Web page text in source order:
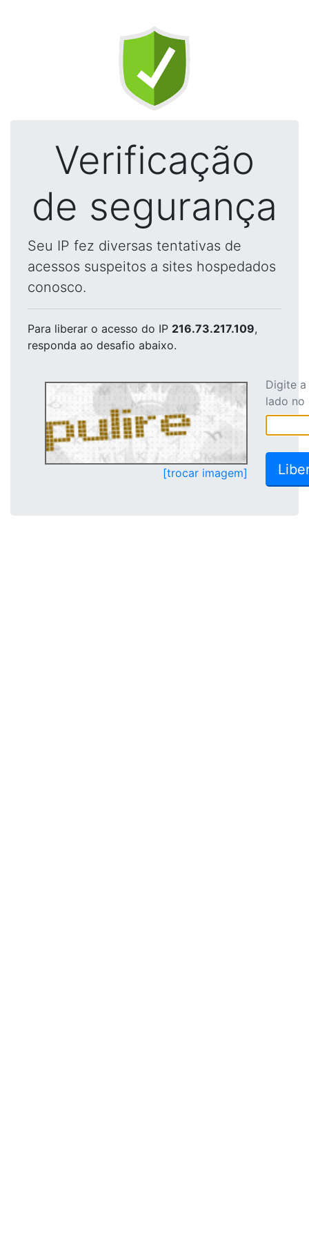
Verificação
de segurança
Seu IP fez diversas tentativas de
acessos suspeitos a sites hospedados
conosco.
Para liberar o acesso do IP 216.73.217.109,
responda ao desafio abaixo.
[trocar imagem]
Digite
lado no